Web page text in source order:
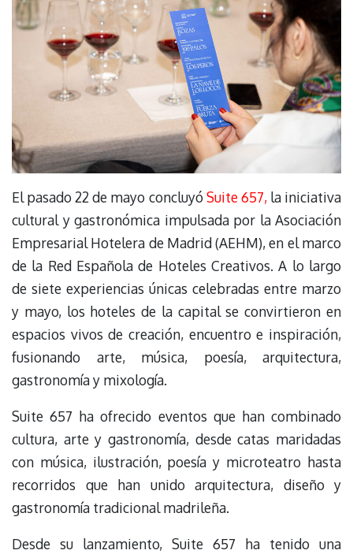
El pasado 22 de mayo concluyóSuite 657,la iniciativa
cultural y gastronómica impulsada por la Asociación
Empresarial Hotelera de Madrid (AEHM), en el marco
de la Red Española de Hoteles Creativos. A lo largo
de siete experiencias únicas celebradas entre marzo
y mayo, los hoteles de la capital se convirtieron en
espacios vivos de creación, encuentro e inspiración,
fusionando arte, música, poesía, arquitectura,
gastronomía y mixología.
Suite 657 ha ofrecido eventos que han combinado
cultura, arte y gastronomía, desde catas maridadas
con música, ilustración, poesía y microteatro hasta
recorridos que han unido arquitectura, diseño y
gastronomía tradicional madrileña.
Desde su lanzamiento, Suite 657 ha tenido una